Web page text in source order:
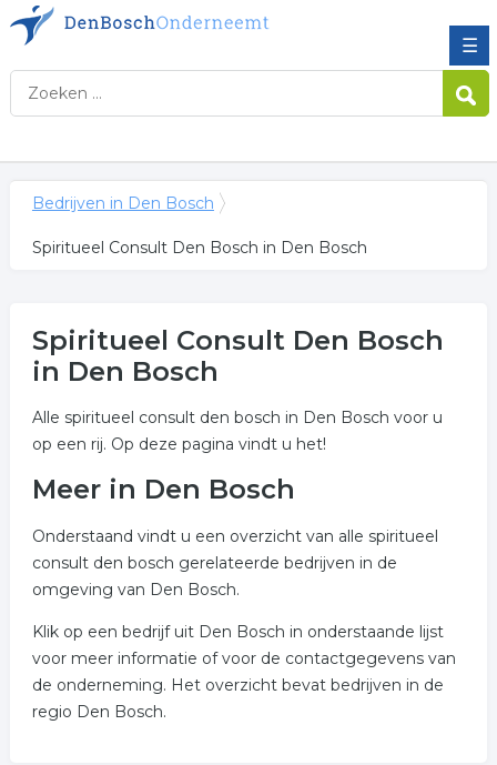
☰
Bedrijven in Den Bosch
Spiritueel Consult Den Bosch in Den Bosch
Spiritueel Consult Den Bosch
in Den Bosch
Alle spiritueel consult den bosch in Den Bosch voor u
op een rij. Op deze pagina vindt u het!
Meer in Den Bosch
Onderstaand vindt u een overzicht van alle spiritueel
consult den bosch gerelateerde bedrijven in de
omgeving van Den Bosch.
Klik op een bedrijf uit Den Bosch in onderstaande lijst
voor meer informatie of voor de contactgegevens van
de onderneming. Het overzicht bevat bedrijven in de
regio Den Bosch.